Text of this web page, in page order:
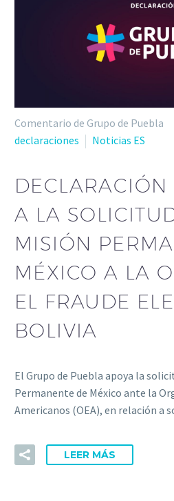
Comentario de Grupo de Puebla
declaraciones
Noticias ES
A LA
MISIÓN
MÉXICO A LA
EL FRAUDE
BOLIVIA
El Grupo de Puebla apoya la
Permanente de México ante la
Americanos (OEA), en relación
LEER MÁS